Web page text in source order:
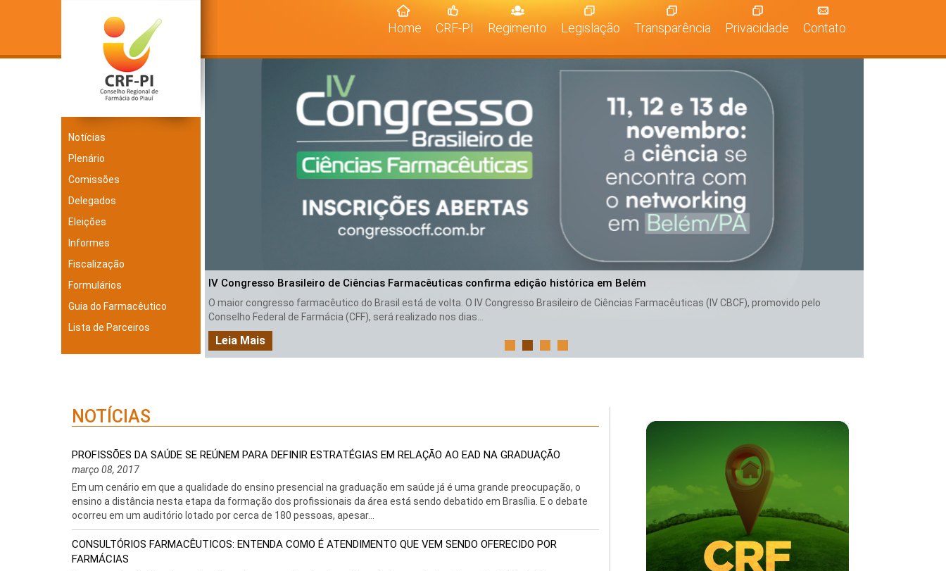
Home (current)
CRF-PI Regimento Legislação Transparência Privacidade Contato
Notícias
Plenário
Comissões
Delegados
Eleições
Informes
Fiscalização
Formulários
Guia do Farmacêutico
Lista de Parceiros
IV Congresso Brasileiro de Ciências Farmacêuticas confirma edição histórica em Belém
O maior congresso farmacêutico do Brasil está de volta. O IV Congresso Brasileiro de Ciências Farmacêuticas (IV CBCF), promovido pelo
Conselho Federal de Farmácia (CFF), será realizado nos dias...
Leia Mais
NOTÍCIAS
PROFISSÕES DA SAÚDE SE REÚNEM PARA DEFINIR ESTRATÉGIAS EM RELAÇÃO AO EAD NA GRADUAÇÃO
março 08, 2017
Em um cenário em que a qualidade do ensino presencial na graduação em saúde já é uma grande preocupação, o
ensino a distância nesta etapa da formação dos profissionais da área está sendo debatido em Brasília. E o debate
ocorreu em um auditório lotado por cerca de 180 pessoas, apesar...
CONSULTÓRIOS FARMACÊUTICOS: ENTENDA COMO É ATENDIMENTO QUE VEM SENDO OFERECIDO POR
FARMÁCIAS